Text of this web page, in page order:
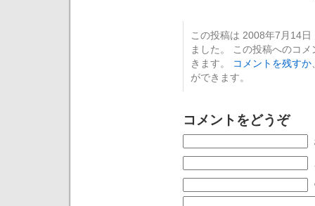
この投稿は 2008年7月14
ました。 この投稿へのコ
きます。
コメントを残すか
ができます。
コメントをどうぞ